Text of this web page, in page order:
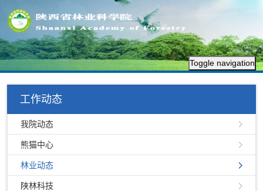
Toggle navigation
工作动态
我院动态
熊猫中心
林业动态
陕林科技